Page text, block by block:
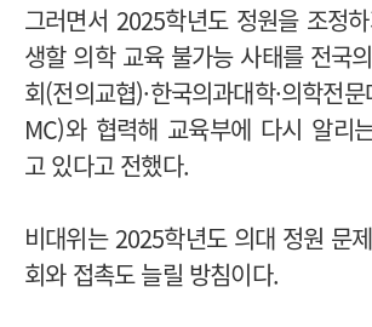
그러면서 2025학년도 정원을 조정
생할 의학 교육 불가능 사태를 전국
회(전의교협)·한국의과대학·의학전
MC)와 협력해 교육부에 다시 알리
고 있다고 전했다.
비대위는 2025학년도 의대 정원 문
회와 접촉도 늘릴 방침이다.